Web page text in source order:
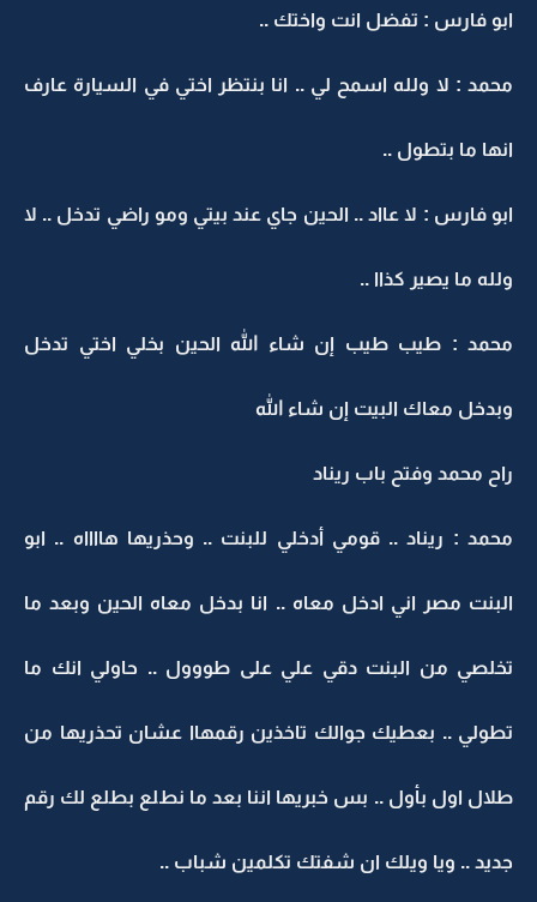
ابو فارس : تفضل انت واختك ..
محمد : لا ولله اسمح لي .. انا بنتظر اختي في السيارة عارف
انها ما بتطول ..
ابو فارس : لا عااد .. الحين جاي عند بيتي ومو راضي تدخل .. لا
ولله ما يصير كذاا ..
محمد : طيب طيب إن شاء الله الحين بخلي اختي تدخل
وبدخل معاك البيت إن شاء الله
راح محمد وفتح باب ريناد
محمد : ريناد .. قومي أدخلي للبنت .. وحذريها هااااه .. ابو
البنت مصر اني ادخل معاه .. انا بدخل معاه الحين وبعد ما
تخلصي من البنت دقي علي على طووول .. حاولي انك ما
تطولي .. بعطيك جوالك تاخذين رقمهاا عشان تحذريها من
طلال اول بأول .. بس خبريها اننا بعد ما نطلع بطلع لك رقم
جديد .. ويا ويلك ان شفتك تكلمين شباب ..